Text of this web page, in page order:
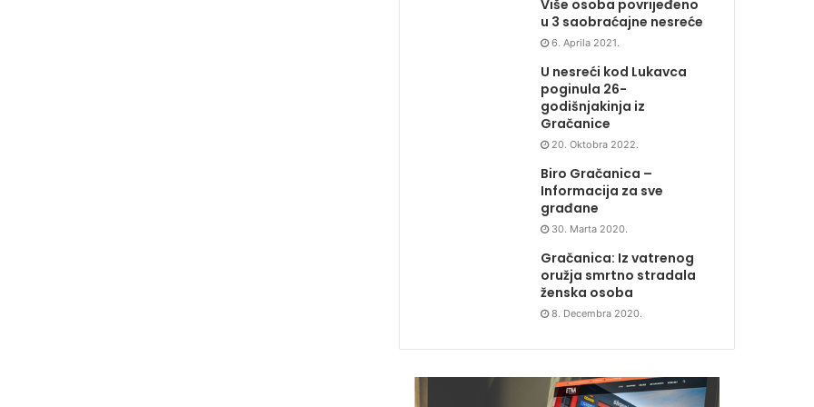
Više osoba povrijeđeno
u 3 saobraćajne nesreće
6. Aprila 2021.
U nesreći kod Lukavca
poginula 26-
godišnjakinja iz
Gračanice
20. Oktobra 2022.
Biro Gračanica –
Informacija za sve
građane
30. Marta 2020.
Gračanica: Iz vatrenog
oružja smrtno stradala
ženska osoba
8. Decembra 2020.